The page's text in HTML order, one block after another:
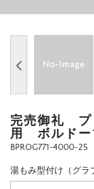
完売御礼
用 ボルドー
BPROG771-4000-25
湯もみ型付け（グラ